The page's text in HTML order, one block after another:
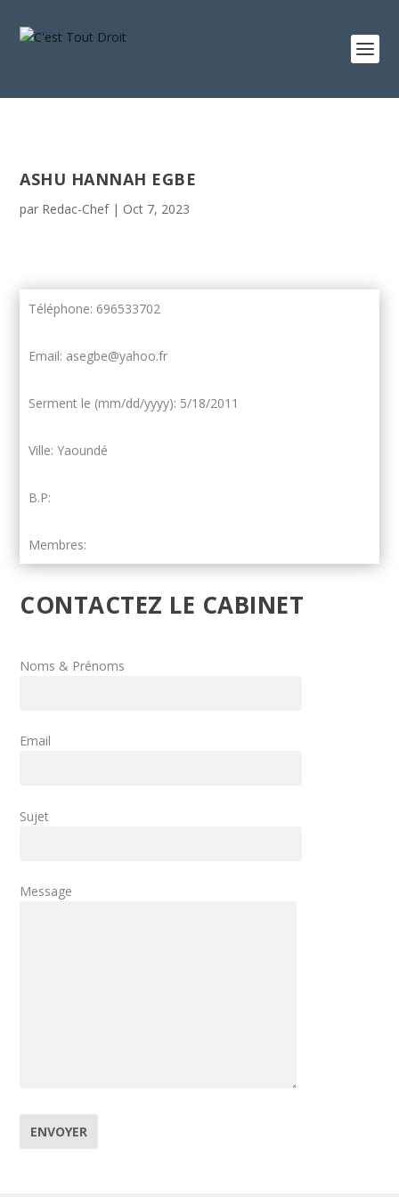
ASHU HANNAH EGBE
par Redac-Chef| Oct 7, 2023
Téléphone: 696533702
Email: asegbe@yahoo.fr
Serment le (mm/dd/yyyy): 5/18/2011
Ville: Yaoundé
B.P:
Membres:
CONTACTEZ LE CABINET
Noms & Prénoms
Email
Sujet
Message